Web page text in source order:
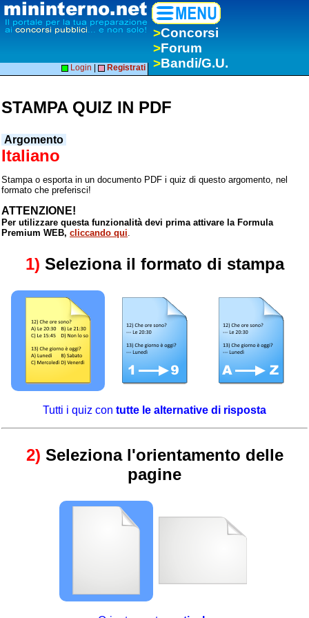
>Concorsi
>Forum
>Bandi/G.U.
Login Registrati
STAMPA QUIZ IN PDF
Argomento
Italiano
Stampa o esporta in un documento PDF i quiz di questo argomento, nel
formato che preferisci!
ATTENZIONE!
Per utilizzare questa funzionalità devi prima attivare la Formula
Premium WEB, cliccando qui
1) Seleziona il formato di stampa
Tutti i quiz con tutte le alternative di risposta
2) Seleziona l'orientamento delle
pagine